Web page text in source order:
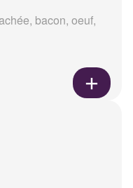
bacon, oeuf,